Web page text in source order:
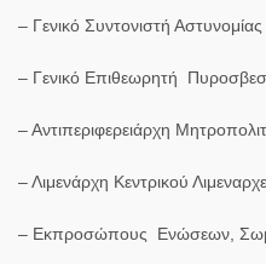
– Γενικό Συντονιστή
– Γενικό Επιθεωρητή
– Αντιπεριφερειάρχη
– Λιμενάρχη Κεντρικού
– Εκπροσώπους Ενώσεων,